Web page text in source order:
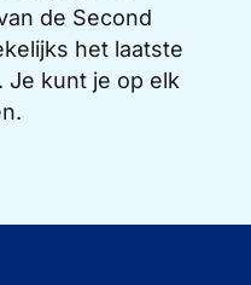
de Second
het laatste
Je kunt je op elk